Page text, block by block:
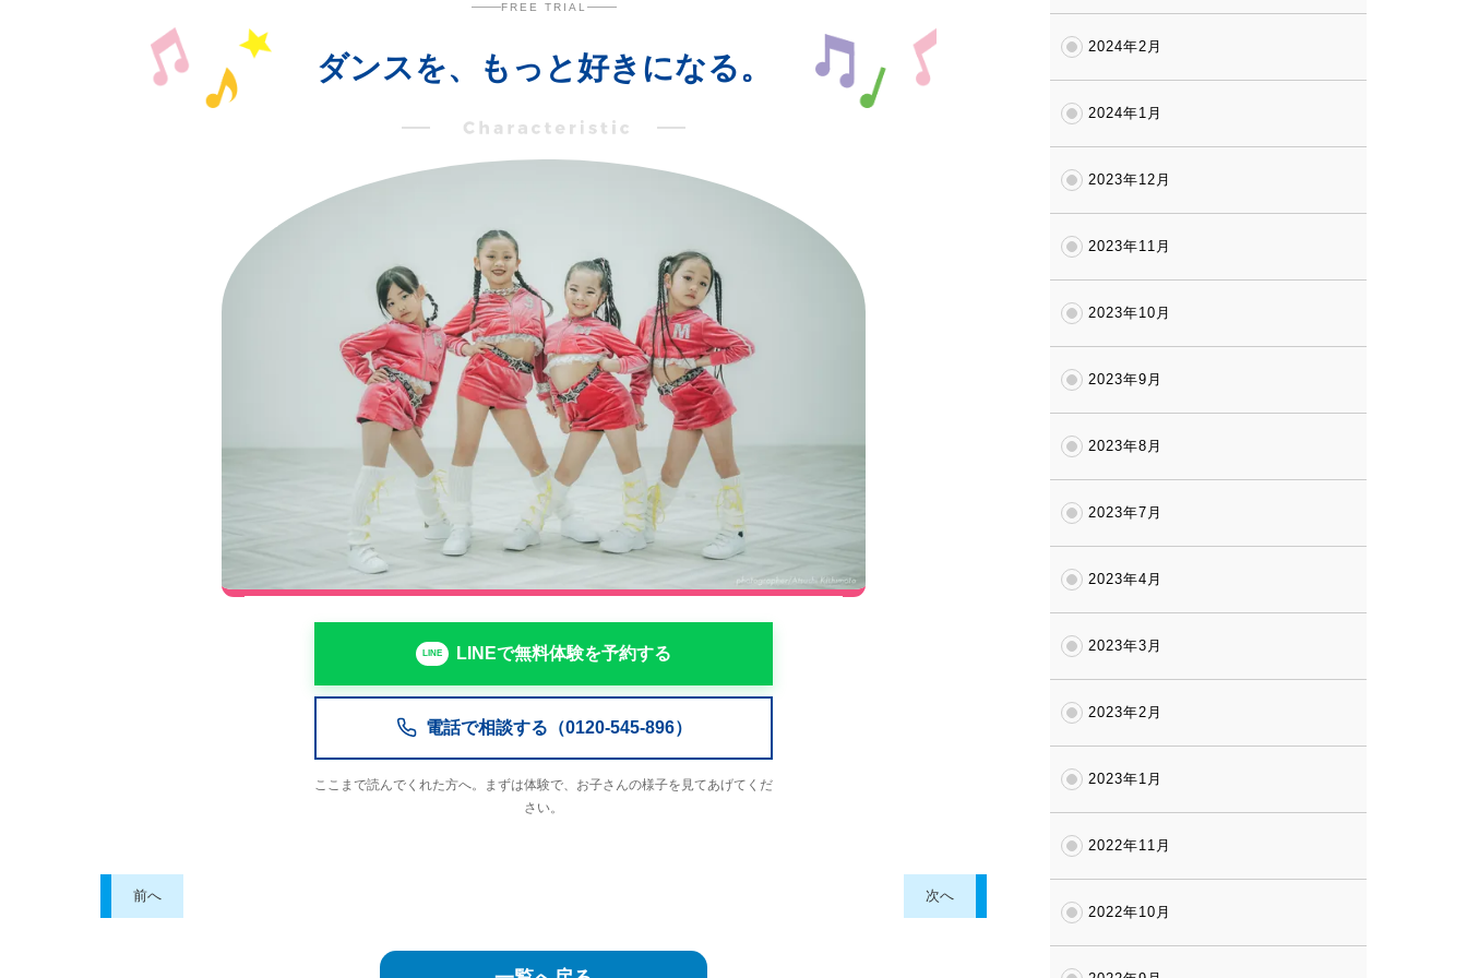
FREE TRIAL
ダンスを、もっと好きになる。
LINEで無料体験を予約する
電話で相談する（0120-545-896）
ここまで読んでくれた方へ。まずは体験で、お子さんの様子を見てあげてくだ
さい。
前へ 次へ
2024年2月
2024年1月
2023年12月
2023年11月
2023年10月
2023年9月
2023年8月
2023年7月
2023年4月
2023年3月
2023年2月
2023年1月
2022年11月
2022年10月